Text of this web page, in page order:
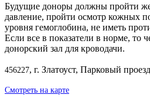
Будущие доноры должны пройти
давление, пройти осмотр кожных
уровня гемоглобина, не иметь
Если все в показатели в норме, то
донорский зал для кроводачи.
456227, г. Златоуст, Парковый
Смотреть на карте